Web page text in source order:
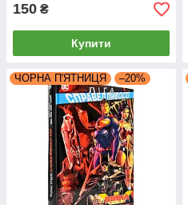
150 ₴
Купити
ЧОРНА П'ЯТНИЦЯ –20%